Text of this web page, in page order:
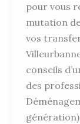
pour vous
mutation
vos
conseils
des